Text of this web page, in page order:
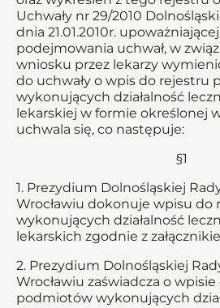
Uchwały nr 29/2010
dnia 21.01.2010r.
podejmowania uchwał, w
wniosku przez lekarzy
do uchwały o wpis do rejestru
wykonujących działalność
lekarskiej w formie określonej
uchwala się, co następuje:
§1
1. Prezydium Dolnośląskiej
Wrocławiu dokonuje wpisu
wykonujących działalność
lekarskich zgodnie z
2. Prezydium Dolnośląskiej
Wrocławiu zaświadcza o
podmiotów wykonujących